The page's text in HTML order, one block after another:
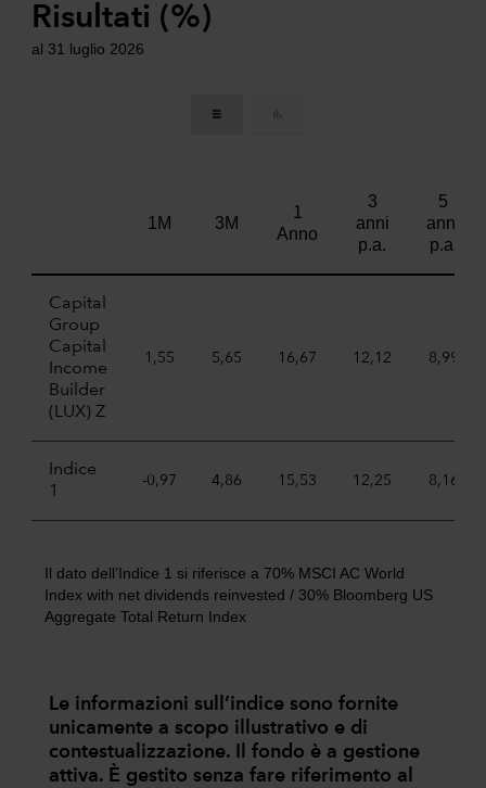
Risultati (%)
al 31 luglio 2026
1M 3M
1
Anno
3
anni
p.a.
5
anni
p.a.
Capital
Group
Capital
Income
Builder
(LUX) Z
1,55 5,65 16,67 12,12 8,99
Indice
1
-0,97 4,86 15,53 12,25 8,16
Il dato dell’Indice 1 si riferisce a 70% MSCI AC World
Index with net dividends reinvested / 30% Bloomberg US
Aggregate Total Return Index
Le informazioni sull’indice sono fornite
unicamente a scopo illustrativo e di
contestualizzazione. Il fondo è a gestione
attiva. È gestito senza fare riferimento al